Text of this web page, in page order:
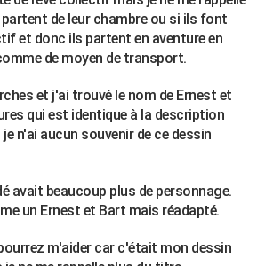
de leur chambre ou si ils font
et donc ils partent en aventure en
de moyen de transport.
et j'ai trouvé le nom de Ernest et
qui est identique à la description
n'ai aucun souvenir de ce dessin
avait beaucoup plus de personnage.
un Ernest et Bart mais réadapté.
m'aider car c'était mon dessin